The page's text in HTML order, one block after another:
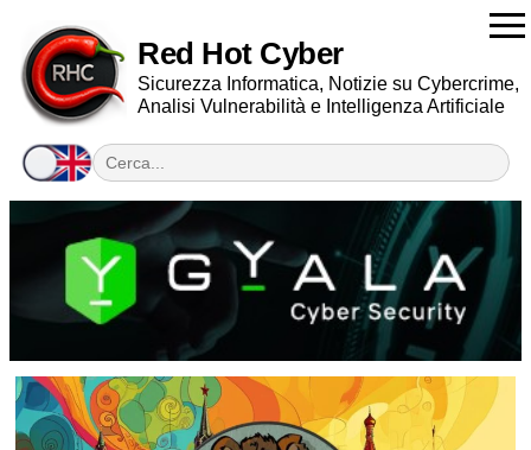
Red Hot Cyber
Sicurezza Informatica, Notizie su Cybercrime,
Analisi Vulnerabilità e Intelligenza Artificiale